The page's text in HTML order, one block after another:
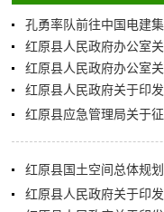
红原县国土空间总体规划